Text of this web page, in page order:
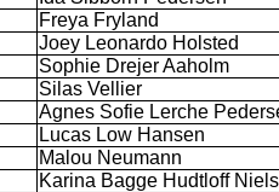
Freya Fryland
Joey Leonardo Holsted
Sophie Drejer Aaholm
Silas Vellier
Agnes Sofie Lerche
Lucas Low Hansen
Malou Neumann
Karina Bagge Hudtloff